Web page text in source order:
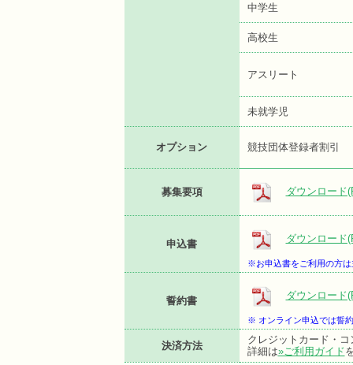
中学生
高校生
アスリート
未就学児
オプション 競技団体登録者割引
募集要項 ダウンロード
申込書 ダウンロード
※お申込書をご利用の方
誓約書 ダウンロード
※ オンライン申込では誓
決済方法
クレジットカード・
詳細は»ご利用ガイド